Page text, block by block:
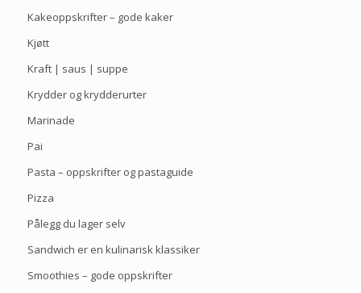
Kakeoppskrifter – gode kaker
Kjøtt
Kraft | saus | suppe
Krydder og krydderurter
Marinade
Pai
Pasta – oppskrifter og pastaguide
Pizza
Pålegg du lager selv
Sandwich er en kulinarisk klassiker
Smoothies – gode oppskrifter